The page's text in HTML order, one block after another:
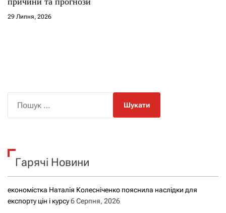
29 Липня, 2026
к
Гарячі Новини
економістка Наталія Колесніченко пояснила наслідки для
експорту цін і курсу6 Серпня, 2026